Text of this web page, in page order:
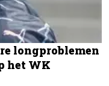
longproblemen
het WK